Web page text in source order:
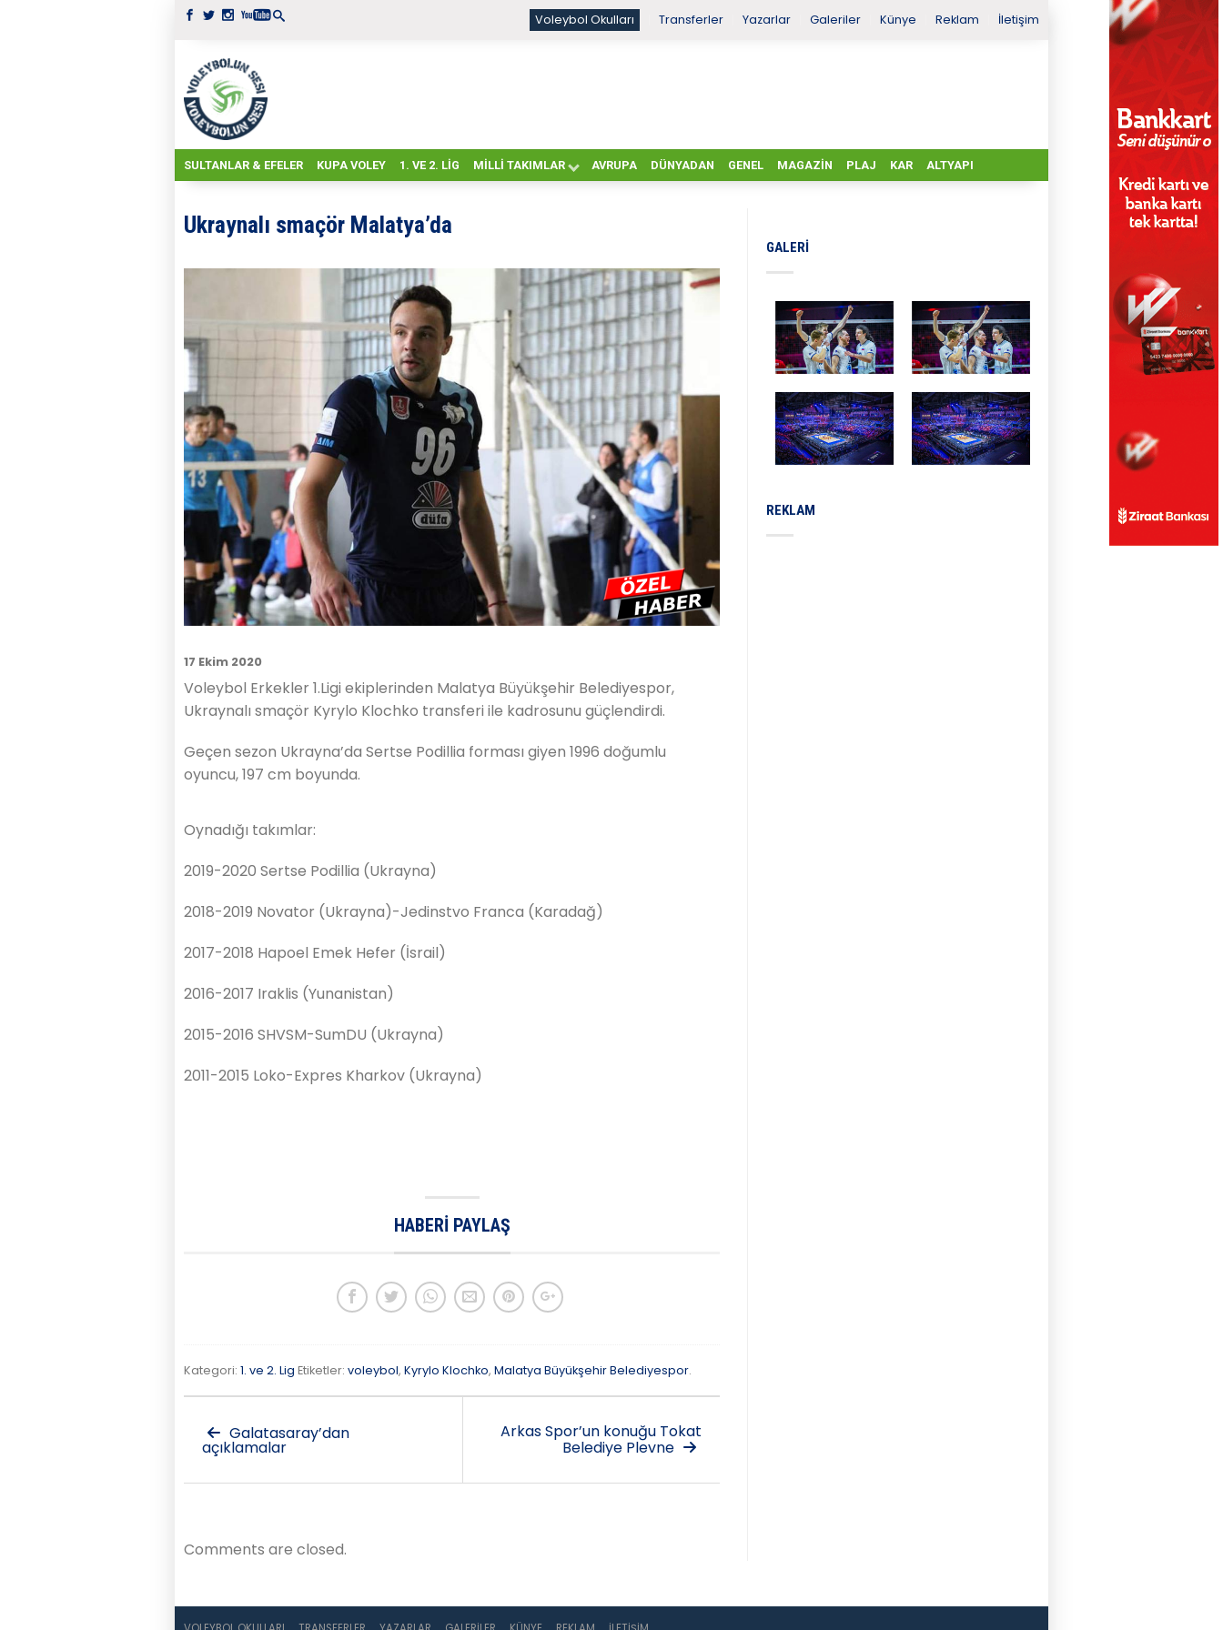
Voleybol Okulları Transferler Yazarlar Galeriler Künye Reklam İletişim
SULTANLAR & EFELER KUPA VOLEY 1. VE 2. LIG MILLI TAKIMLAR AVRUPA DÜNYADAN GENEL MAGAZIN PLAJ KAR ALTYAPI
Ukraynalı smaçör Malatya’da
17 Ekim 2020
Voleybol Erkekler 1.Ligi ekiplerinden Malatya Büyükşehir Belediyespor,
Ukraynalı smaçör Kyrylo Klochko transferi ile kadrosunu güçlendirdi.
Geçen sezon Ukrayna’da Sertse Podillia forması giyen 1996 doğumlu
oyuncu, 197 cm boyunda.
Oynadığı takımlar:
2019-2020 Sertse Podillia (Ukrayna)
2018-2019 Novator (Ukrayna)-Jedinstvo Franca (Karadağ)
2017-2018 Hapoel Emek Hefer (İsrail)
2016-2017 Iraklis (Yunanistan)
2015-2016 SHVSM-SumDU (Ukrayna)
2011-2015 Loko-Expres Kharkov (Ukrayna)
HABERI PAYLAŞ
Kategori: 1. ve 2. Lig Etiketler: voleybol, Kyrylo Klochko, Malatya Büyükşehir Belediyespor.
Galatasaray’dan
açıklamalar
Arkas Spor’un konuğu Tokat
Belediye Plevne
Comments are closed.
GALERI
REKLAM